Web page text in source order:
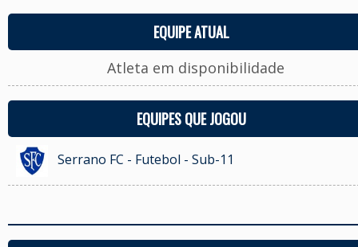
EQUIPE ATUAL
Atleta em disponibilidade
EQUIPES QUE JOGOU
Serrano FC - Futebol - Sub-11